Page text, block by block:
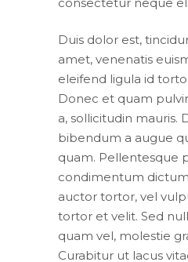
Duis dolor est,
amet, venenatis
eleifend ligula id
Donec et quam
a, sollicitudin mauris.
bibendum a augue
quam. Pellentesque
condimentum
auctor tortor, vel
tortor et velit. Sed
quam vel, molestie
Curabitur ut lacus